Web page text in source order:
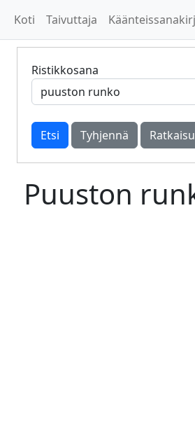
Koti Taivuttaja
Ristikkosana
Tyhjennä
Puuston